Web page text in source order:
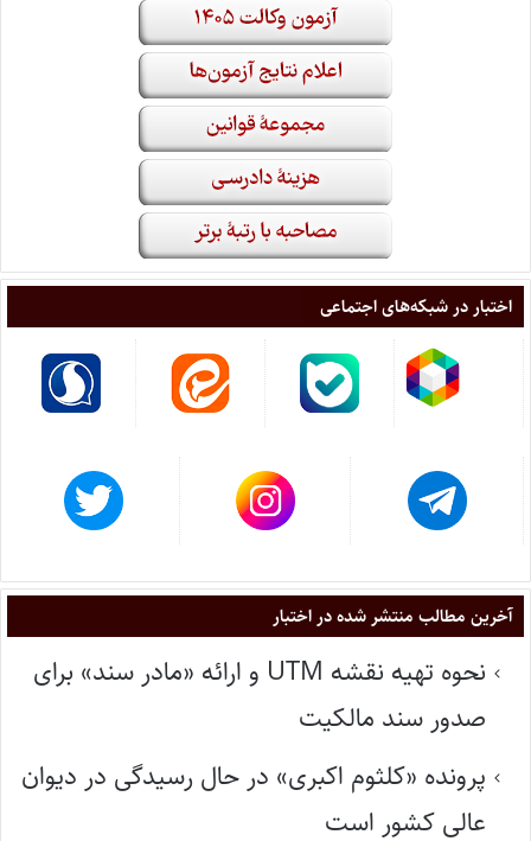
اختبار در شبکه‌های اجتماعی
آخرین مطالب منتشر شده در اختبار
نحوه تهیه نقشه UTM و ارائه «مادر سند» برای
صدور سند مالکیت
پرونده «کلثوم اکبری» در حال رسیدگی در دیوان
عالی کشور است